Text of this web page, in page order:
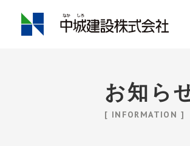
お知ら
[ INFORMATION ]